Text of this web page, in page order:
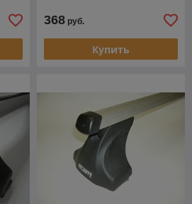
368 руб.
Купить